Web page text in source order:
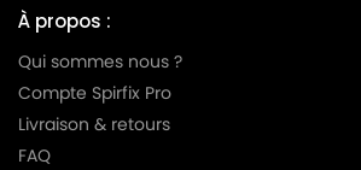
LG-
GOLDSTAR
LG-GOLDSTAR TURBO
LG-
GOLDSTAR
À propos :
Qui sommes nous ?
Compte Spirfix Pro
Livraison & retours
FAQ